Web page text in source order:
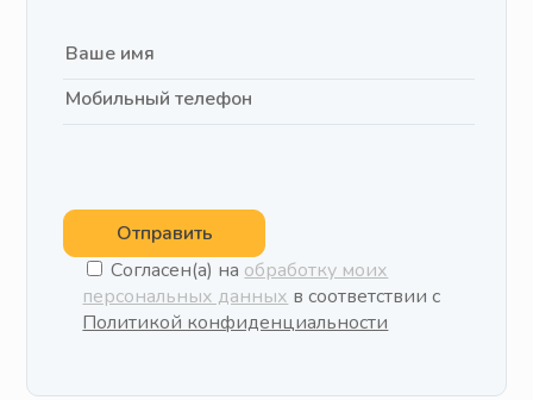
Отправить
Согласен(а) на обработку моих
персональных данных в соответствии с
Политикой конфиденциальности